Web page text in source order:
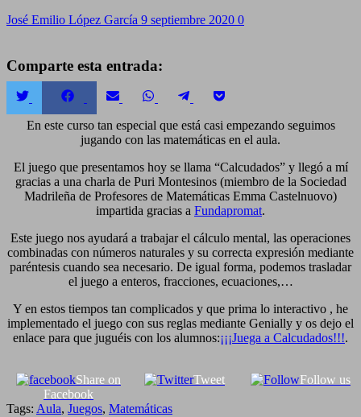
José Emilio López García 9 septiembre 2020 0
Comparte esta entrada:
Compartir
Twitter
Compartir
Facebook
Compartir
Email
Compartir
WhatsApp
Compartir
TelegramPocket
En este curso tan especial que está casi empezando seguimos
jugando con las matemáticas en el aula.
El juego que presentamos hoy se llama “Calcudados” y llegó a mí
gracias a una charla de Puri Montesinos (miembro de la Sociedad
Madrileña de Profesores de Matemáticas Emma Castelnuovo)
impartida gracias a Fundapromat.
Este juego nos ayudará a trabajar el cálculo mental, las operaciones
combinadas con números naturales y su correcta expresión mediante
paréntesis cuando sea necesario. De igual forma, podemos trasladar
el juego a enteros, fracciones, ecuaciones,…
Y en estos tiempos tan complicados y que prima lo interactivo , he
implementado el juego con sus reglas mediante Genially y os dejo el
enlace para que juguéis con los alumnos:¡¡¡Juega a Calcudados!!!.
Share on
Facebook
Tweet Follow us
Tags: Aula, Juegos, Matemáticas